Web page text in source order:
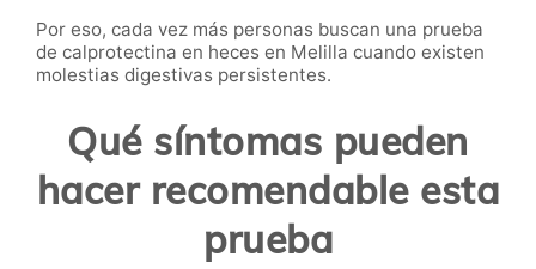
Por eso, cada vez más personas buscan una prueba
de calprotectina en heces en Melilla cuando existen
molestias digestivas persistentes.
Qué síntomas pueden
hacer recomendable esta
prueba